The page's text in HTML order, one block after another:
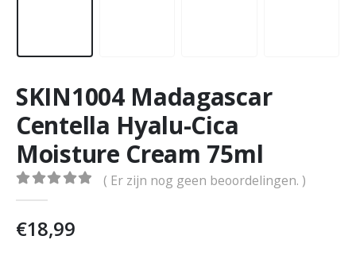
SKIN1004 Madagascar
Centella Hyalu-Cica
Moisture Cream 75ml
0out of 5
( Er zijn nog geen beoordelingen. )
€18,99